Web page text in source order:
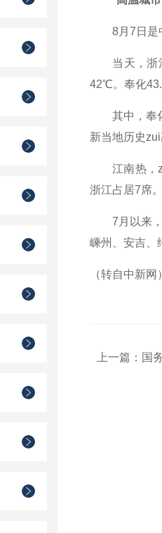
8月7日是中
当天，浙江
42℃。奉化
其中，奉化
新当地历史
江南热，zui
浙江占居7席
7月以来，
嵊州、安吉、
（转自中新网
上一篇： 国